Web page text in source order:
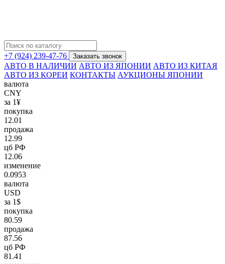
+7 (924) 239-47-76 Заказать звонок
АВТО В НАЛИЧИИ АВТО ИЗ ЯПОНИИ АВТО ИЗ КИТАЯ
АВТО ИЗ КОРЕИ КОНТАКТЫ АУКЦИОНЫ ЯПОНИИ
валюта
CNY
за 1¥
покупка
12.01
продажа
12.99
цб РФ
12.06
изменение
0.0953
валюта
USD
за 1$
покупка
80.59
продажа
87.56
цб РФ
81.41